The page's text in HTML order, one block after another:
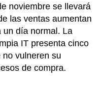
noviembre se llevará
las ventas aumentan
un día normal. La
IT presenta cinco
vulneren su
de compra.